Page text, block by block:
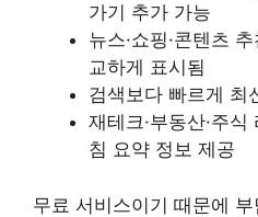
가기 추가 가능
뉴스·쇼핑·콘텐츠
교하게 표시됨
검색보다 빠르게 최
재테크·부동산·주
침 요약 정보 제공
무료 서비스이기 때문에